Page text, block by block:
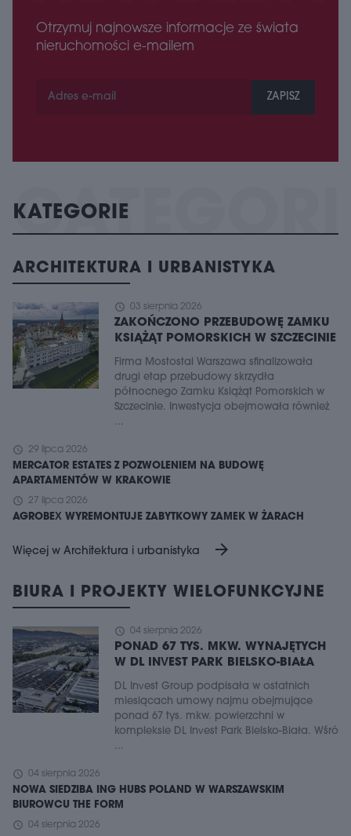
Otrzymuj najnowsze informacje ze świata
nieruchomości e-mailem
ZAPISZ
KATEGORIE
ARCHITEKTURA I URBANISTYKA
schedule 03 sierpnia 2026
ZAKOŃCZONO PRZEBUDOWĘ ZAMKU
KSIĄŻĄT POMORSKICH W SZCZECINIE
Firma Mostostal Warszawa sfinalizowała
drugi etap przebudowy skrzydła
północnego Zamku Książąt Pomorskich w
Szczecinie. Inwestycja obejmowała również
...
schedule 29 lipca 2026
MERCATOR ESTATES Z POZWOLENIEM NA BUDOWĘ
APARTAMENTÓW W KRAKOWIE
schedule 27 lipca 2026
AGROBEX WYREMONTUJE ZABYTKOWY ZAMEK W ŻARACH
Więcej w Architektura i urbanistyka arrow_forward
BIURA I PROJEKTY WIELOFUNKCYJNE
schedule 04 sierpnia 2026
PONAD 67 TYS. MKW. WYNAJĘTYCH
W DL INVEST PARK BIELSKO-BIAŁA
DL Invest Group podpisała w ostatnich
miesiącach umowy najmu obejmujące
ponad 67 tys. mkw. powierzchni w
kompleksie DL Invest Park Bielsko-Biała. Wśró
...
schedule 04 sierpnia 2026
NOWA SIEDZIBA ING HUBS POLAND W WARSZAWSKIM
BIUROWCU THE FORM
schedule 04 sierpnia 2026